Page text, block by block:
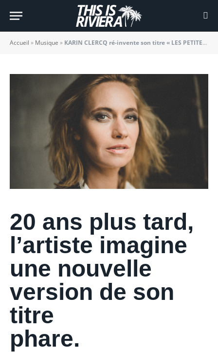
Accueil » Musique » KARIN CLERCQ ré-invente son titre « LES PETITES ERRANCES » pour notre plus grand bonheur
grand bonheur
BY JADE MORGANE BLOGGER 11/10/2022
20 ans plus tard,
l’artiste imagine
une nouvelle
version de son
titre
phare.